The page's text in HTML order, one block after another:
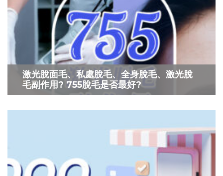
激光脫面毛、私處脫毛、全身脫毛、激光脫
毛副作用? 755脫毛是否最好?